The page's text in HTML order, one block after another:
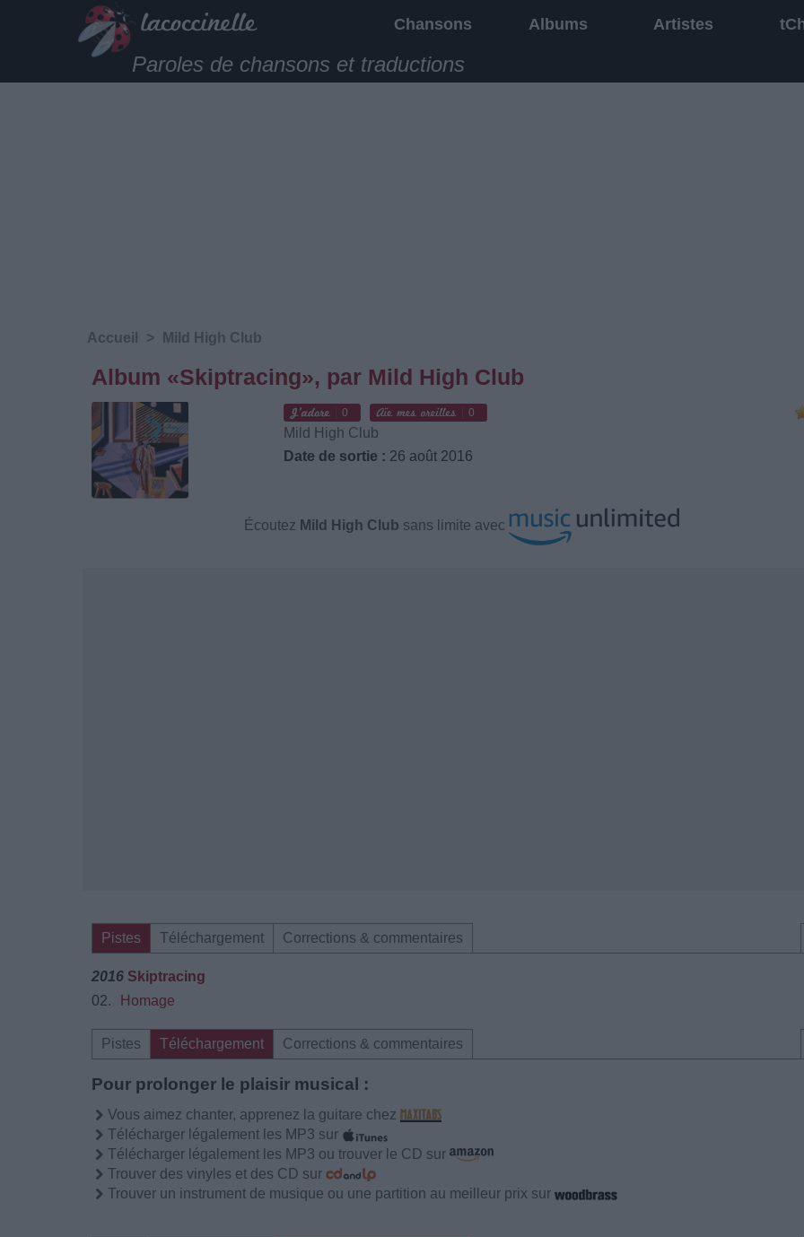
Chansons Albums Artistes
Paroles de chansons et traductions
Accueil > Mild High Club
Album «Skiptracing», par Mild High Club
0 0
Mild High Club
Date de sortie : 26 août 2016
Écoutez Mild High Club sans limite avec
Pistes Téléchargement Corrections & commentaires
2016 Skiptracing
02.
Homage
Pistes Téléchargement Corrections & commentaires
Pour prolonger le plaisir musical :
Vous aimez chanter, apprenez la guitare chez
Télécharger légalement les MP3 sur
Télécharger légalement les MP3 ou trouver le CD sur
Trouver des vinyles et des CD sur
Trouver un instrument de musique ou une partition au meilleur prix sur